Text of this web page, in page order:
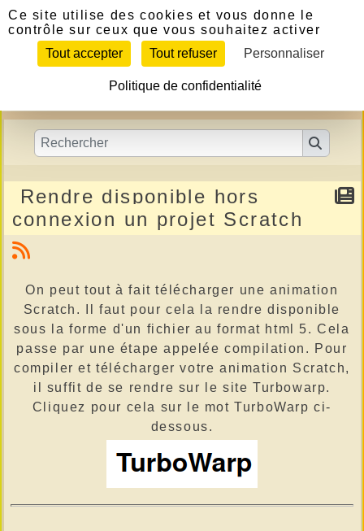
Rendre disponible hors
connexion un projet Scratch
On peut tout à fait télécharger une animation
Scratch. Il faut pour cela la rendre disponible
sous la forme d'un fichier au format html 5. Cela
passe par une étape appelée compilation. Pour
compiler et télécharger votre animation Scratch,
il suffit de se rendre sur le site Turbowarp.
Cliquez pour cela sur le mot TurboWarp ci-
dessous.
Panneau de gestion des cookies
Ce site utilise des cookies et vous donne le
contrôle sur ceux que vous souhaitez activer
Tout accepter
Tout refuser Personnaliser
Politique de confidentialité